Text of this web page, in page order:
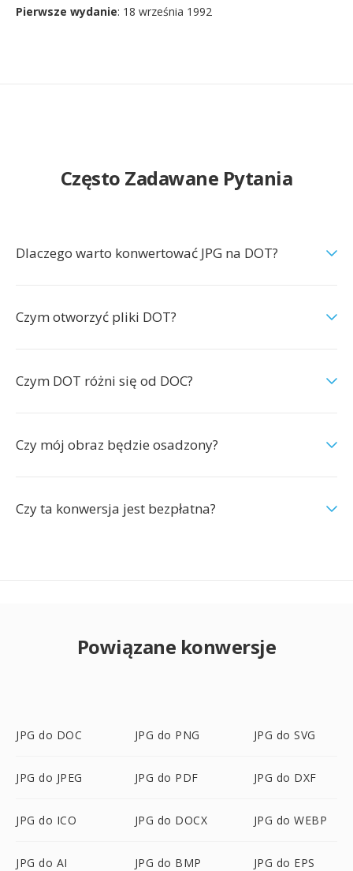
Pierwsze wydanie: 18 września 1992
Często Zadawane Pytania
Dlaczego warto konwertować JPG na DOT?
Czym otworzyć pliki DOT?
Czym DOT różni się od DOC?
Czy mój obraz będzie osadzony?
Czy ta konwersja jest bezpłatna?
Powiązane konwersje
JPG do DOC JPG do PNG JPG do SVG
JPG do JPEG JPG do PDF JPG do DXF
JPG do ICO JPG do DOCX JPG do WEBP
JPG do AI JPG do BMP JPG do EPS